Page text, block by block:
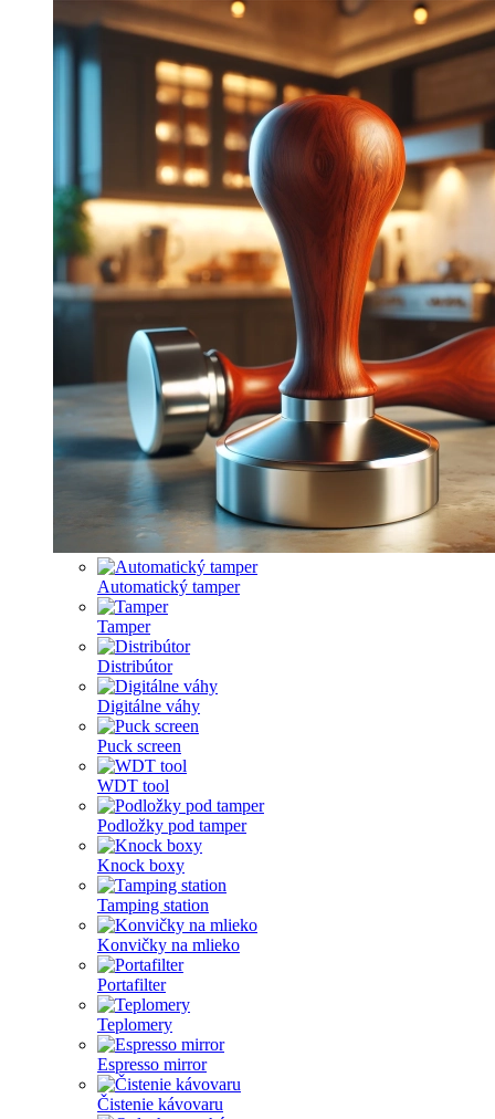
Automatický tamper
Tamper
Distribútor
Digitálne váhy
Puck screen
WDT tool
Podložky pod tamper
Knock boxy
Tamping station
Konvičky na mlieko
Portafilter
Teplomery
Espresso mirror
Čistenie kávovaru